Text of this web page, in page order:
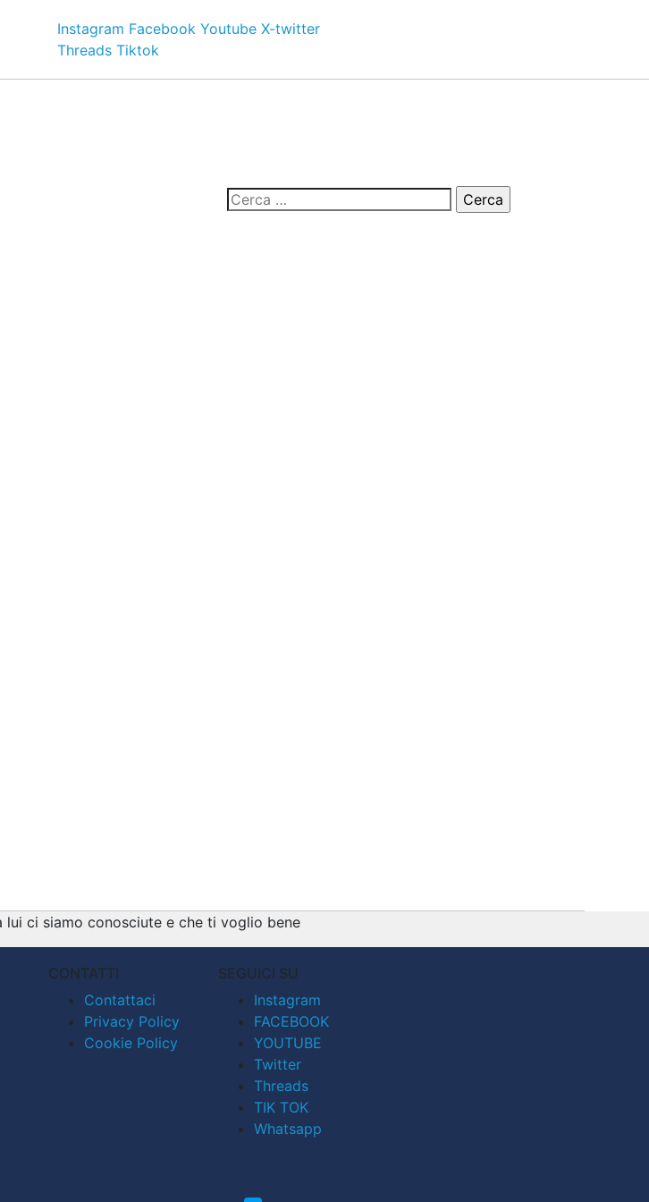
Instagram Facebook Youtube X-twitter
Threads Tiktok
ci siamo conosciute e che ti voglio bene
CONTATTI
Contattaci
Privacy Policy
Cookie Policy
SEGUICI SU
Instagram
FACEBOOK
YOUTUBE
Twitter
Threads
TIK TOK
Whatsapp